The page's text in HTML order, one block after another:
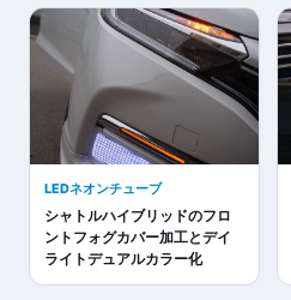
LEDネオンチューブ
シャトルハイブリッドのフロ
ントフォグカバー加工とデイ
ライトデュアルカラー化